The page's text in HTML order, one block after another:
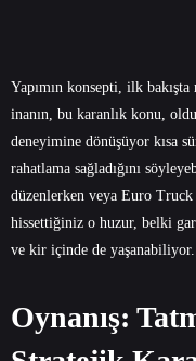
Yapımın konsepti, ilk
inanın, bu karanlık konu,
deneyimine dönüşüyor kısa
rahatlama sağladığını
düzenlerken veya Euro
hissettiğiniz o huzur, belki
ve kir içinde de yaşanabiliyor.
Oynanış: